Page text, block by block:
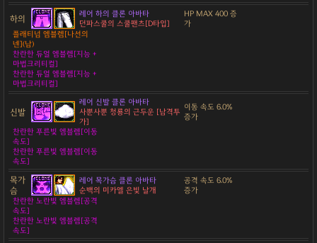
하의
레어 하의 클론 아바타
던파스쿨의 스쿨팬츠[D타입]
HP MAX 400 증
가
플래티넘 엠블렘[나선의
넨](남)
찬란한 듀얼 엠블렘[지능 +
마법크리티컬]
찬란한 듀얼 엠블렘[지능 +
마법크리티컬]
신발
레어 신발 클론 아바타
사뿐사뿐 청룡의 근두운 [남격투
가]
이동 속도 6.0%
증가
찬란한 푸른빛 엠블렘[이동
속도]
찬란한 푸른빛 엠블렘[이동
속도]
목가
슴
레어 목가슴 클론 아바타
순백의 미카엘 은빛 날개
공격 속도 6.0%
증가
찬란한 노란빛 엠블렘[공격
속도]
찬란한 노란빛 엠블렘[공격
속도]